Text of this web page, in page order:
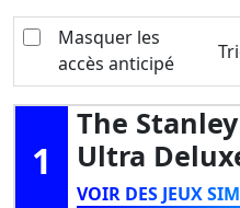
Masquer les
accès anticipé
1
The
Ultra
VOIR DES JEUX